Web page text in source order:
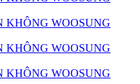
KHÔNG WOOSUNG
KHÔNG WOOSUNG
KHÔNG WOOSUNG